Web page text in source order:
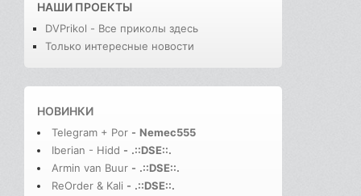
НАШИ ПРОЕКТЫ
DVPrikol - Все приколы здесь
Только интересные новости
НОВИНКИ
Telegram + Por - Nemec555
Iberian - Hidd - .::DSE::.
Armin van Buur - .::DSE::.
ReOrder & Kali - .::DSE::.